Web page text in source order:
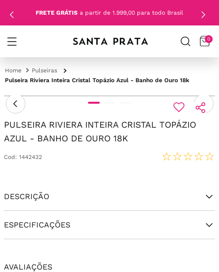
FRETE GRÁTIS a partir de 1.999,00 para todo Brasil
0
Pulseiras
Pulseira Riviera Inteira Cristal Topázio Azul - Banho de Ouro 18k
PULSEIRA RIVIERA INTEIRA CRISTAL TOPÁZIO
AZUL - BANHO DE OURO 18K
Cod : 1442432 ☆☆☆☆☆
DESCRIÇÃO
ESPECIFICAÇÕES
AVALIAÇÕES